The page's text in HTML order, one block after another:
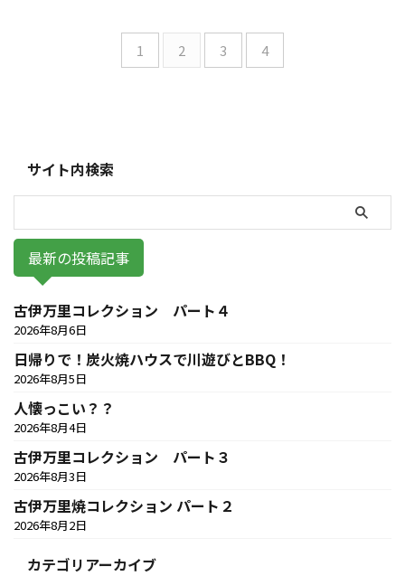
1 2 3 4
サイト内検索
最新の投稿記事
古伊万里コレクション パート４
2026年8月6日
日帰りで！炭火焼ハウスで川遊びとBBQ！
2026年8月5日
人懐っこい？？
2026年8月4日
古伊万里コレクション パート３
2026年8月3日
古伊万里焼コレクション パート２
2026年8月2日
カテゴリアーカイブ